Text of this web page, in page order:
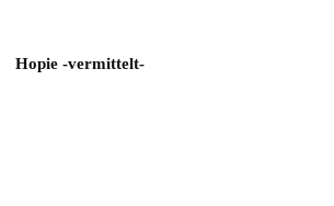
Hopie -vermittelt-